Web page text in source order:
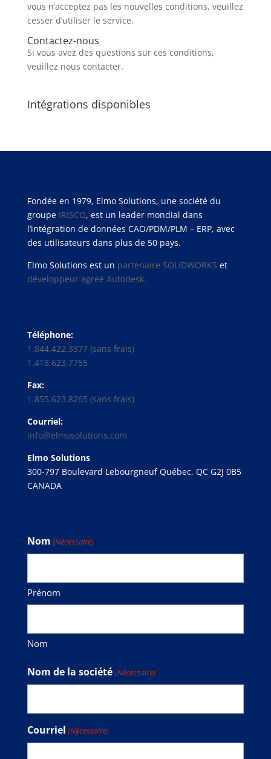
vous n’acceptez pas les nouvelles conditions, veuillez
cesser d’utiliser le service.
Contactez-nous
Si vous avez des questions sur ces conditions,
veuillez nous contacter.
Intégrations disponibles
Fondée en 1979, Elmo Solutions, une société du
groupe IRISCO, est un leader mondial dans
l’intégration de données CAO/PDM/PLM – ERP, avec
des utilisateurs dans plus de 50 pays.
Elmo Solutions est un partenaire SOLIDWORKS et
développeur agréé Autodesk.
Téléphone:
1.844.422.3377 (sans frais)
1.418.623.7755
Fax:
1.855.623.8265 (sans frais)
Courriel:
info@elmosolutions.com
Elmo Solutions
300-797 Boulevard Lebourgneuf Québec, QC G2J 0B5
CANADA
Nom (Nécessaire)
Prénom
Nom
Nom de la société(Nécessaire)
Courriel (Nécessaire)